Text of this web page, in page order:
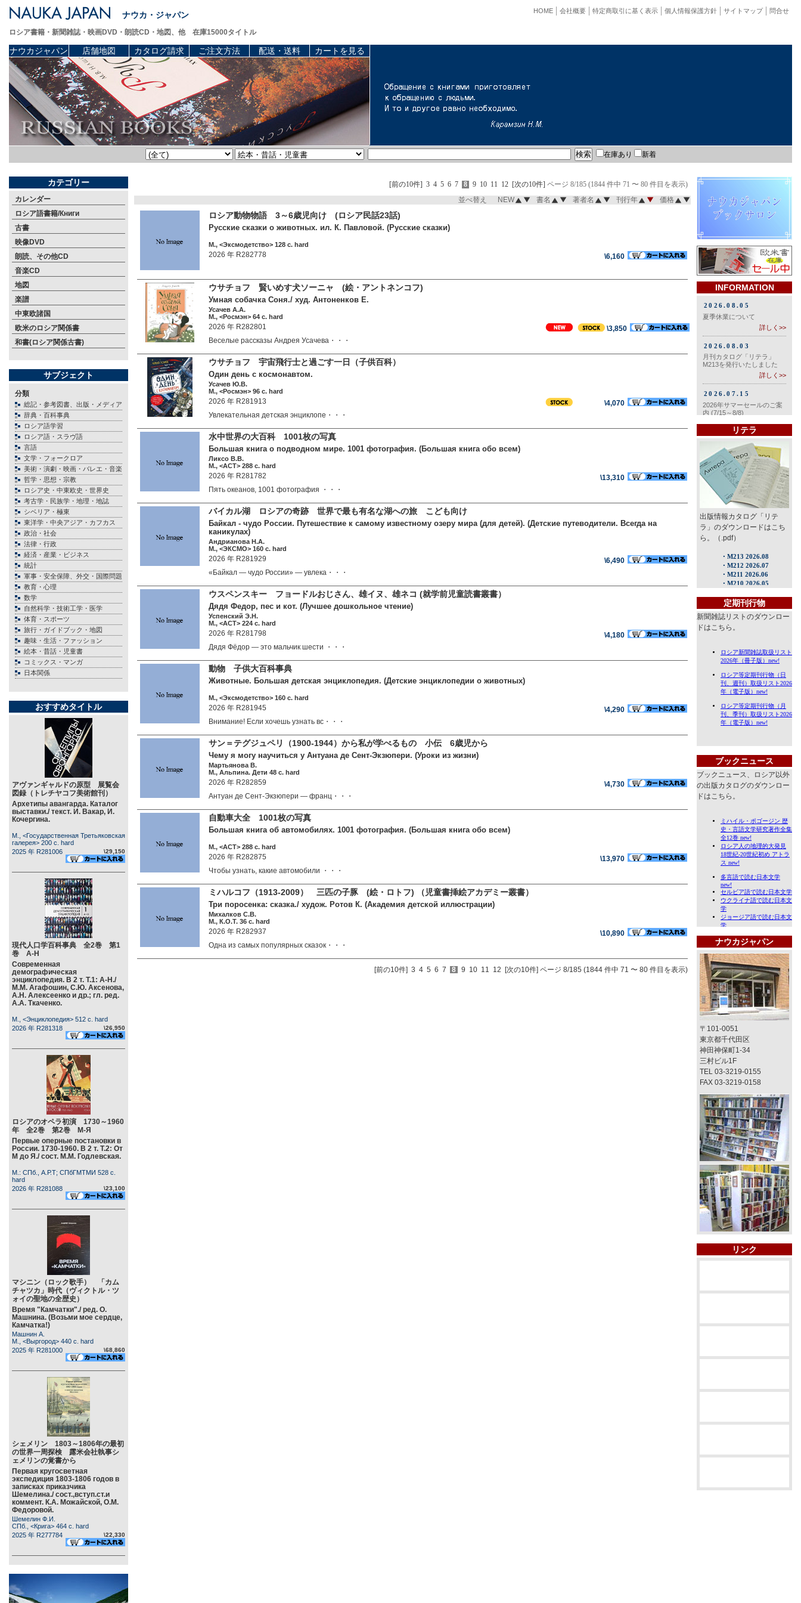
ナウカ・ジャパン 問合せ
サイトマップ
個人情報保護方針
特定商取引に基く表示
会社概要
HOME
ロシア書籍・新聞雑誌・映画DVD・朗読CD・地図、他 在庫15000タイトル
ナウカジャパン 店舗地図 カタログ請求 ご注文方法 配送・送料 カートを見る
在庫あり 新着
カテゴリー
カレンダー
ロシア語書籍/Книги
古書
映像DVD
朗読、その他CD
音楽CD
地図
楽譜
中東欧諸国
欧米のロシア関係書
和書(ロシア関係古書)
サブジェクト
分類
総記・参考図書、出版・メディア
辞典・百科事典
ロシア語学習
ロシア語・スラヴ語
言語
文学・フォークロア
美術・演劇・映画・バレエ・音楽
哲学・思想・宗教
ロシア史・中東欧史・世界史
考古学・民族学・地理・地誌
シベリア・極東
東洋学・中央アジア・カフカス
政治・社会
法律・行政
経済・産業・ビジネス
統計
軍事・安全保障、外交・国際問題
教育・心理
数学
自然科学・技術工学・医学
体育・スポーツ
旅行・ガイドブック・地図
趣味・生活・ファッション
絵本・昔話・児童書
コミックス・マンガ
日本関係
おすすめタイトル
アヴァンギャルドの原型 展覧会
図録（トレチヤコフ美術館刊）
Архетипы авангарда. Каталог
выставки./ текст. И. Вакар, И.
Кочергина.
М., <Государственная Третьяковская
галерея> 200 c. hard
2025 年 R281006
\29,150
現代人口学百科事典 全2巻 第1
巻 А-Н
Современная
демографическая
энциклопедия. В 2 т. Т.1: А-Н./
М.М. Агафошин, С.Ю. Аксенова,
А.Н. Алексеенко и др.; гл. ред.
А.А. Ткаченко.
М., <Энциклопедия> 512 c. hard
2026 年 R281318
\26,950
ロシアのオペラ初演 1730～1960
年 全2巻 第2巻 М-Я
Первые оперные постановки в
России. 1730-1960. В 2 т. Т.2: От
М до Я./ сост. М.М. Годлевская.
М.: СПб., А.Р.Т; СПбГМТМИ 528 c.
hard
2026 年 R281088
\23,100
マシニン（ロック歌手） 「カム
チャツカ」時代（ヴィクトル・ツ
ォイの聖地の全歴史）
Время "Камчатки"./ ред. О.
Машнина. (Возьми мое сердце,
Камчатка!)
Машнин А.
М., <Выргород> 440 c. hard
2025 年 R281000
\68,860
シェメリン 1803～1806年の最初
の世界一周探検 露米会社執事シ
ェメリンの覚書から
Первая кругосветная
экспедиция 1803-1806 годов в
записках приказчика
Шемелина./ сост.,вступ.ст.и
коммент. К.А. Можайской, О.М.
Федоровой.
Шемелин Ф.И.
СПб., <Крига> 464 c. hard
2025 年 R277784
\22,330
[前の10件] 3 4 5 6 7 8 9 10 11 12 [次の10件] ページ 8/185 (1844 件中 71 〜 80 件目を表示)
並べ替え NEW 書名 著者名 刊行年 価格
ロシア動物物語 3～6歳児向け (ロシア民話23話)
Русские сказки о животных. ил. К. Павловой. (Русские сказки)
М., <Эксмодетство> 128 c. hard
2026 年 R282778 \6,160
ウサチョフ 賢いめす犬ソーニャ (絵・アントネンコフ)
Умная собачка Соня./ худ. Антоненков Е.
Усачев А.А.
М., <Росмэн> 64 c. hard
2026 年 R282801
\3,850
Веселые рассказы Андрея Усачева・・・
ウサチョフ 宇宙飛行士と過ごす一日（子供百科）
Один день с космонавтом.
Усачев Ю.В.
М., <Росмэн> 96 c. hard
2026 年 R281913
\4,070
Увлекательная детская энциклопе・・・
水中世界の大百科 1001枚の写真
Большая книга о подводном мире. 1001 фотография. (Большая книга обо всем)
Ликсо В.В.
М., <АСТ> 288 c. hard
2026 年 R281782
\13,310
Пять океанов, 1001 фотография ・・・
バイカル湖 ロシアの奇跡 世界で最も有名な湖への旅 こども向け
Байкал - чудо России. Путешествие к самому известному озеру мира (для детей). (Детские путеводители. Всегда на
каникулах)
Андрианова Н.А.
М., <ЭКСМО> 160 c. hard
2026 年 R281929
\6,490
«Байкал — чудо России» — увлека・・・
ウスペンスキー フョードルおじさん、雄イヌ、雄ネコ (就学前児童読書叢書）
Дядя Федор, пес и кот. (Лучшее дошкольное чтение)
Успенский Э.Н.
М., <АСТ> 224 c. hard
2026 年 R281798
\4,180
Дядя Фёдор — это мальчик шести ・・・
動物 子供大百科事典
Животные. Большая детская энциклопедия. (Детские энциклопедии о животных)
М., <Эксмодетство> 160 c. hard
2026 年 R281945
\4,290
Внимание! Если хочешь узнать вс・・・
サン＝テグジュペリ（1900-1944）から私が学べるもの 小伝 6歳児から
Чему я могу научиться у Антуана де Сент-Экзюпери. (Уроки из жизни)
Мартьянова В.
М., Альпина. Дети 48 c. hard
2026 年 R282859
\4,730
Антуан де Сент-Экзюпери — франц・・・
自動車大全 1001枚の写真
Большая книга об автомобилях. 1001 фотография. (Большая книга обо всем)
М., <АСТ> 288 c. hard
2026 年 R282875
\13,970
Чтобы узнать, какие автомобили ・・・
ミハルコフ（1913-2009） 三匹の子豚 (絵・ロトフ) （児童書挿絵アカデミー叢書）
Три поросенка: сказка./ худож. Ротов К. (Академия детской иллюстрации)
Михалков С.В.
М., К.О.Т. 36 c. hard
2026 年 R282937
\10,890
Одна из самых популярных сказок・・・
[前の10件] 3 4 5 6 7 8 9 10 11 12 [次の10件] ページ 8/185 (1844 件中 71 〜 80 件目を表示)
INFORMATION
リテラ
出版情報カタログ「リテ
ラ」のダウンロードはこち
ら。（.pdf）
定期刊行物
新聞雑誌リストのダウンロー
ドはこちら。
ブックニュース
ブックニュース、ロシア以外
の出版カタログのダウンロー
ドはこちら。
ナウカジャパン
〒101-0051
東京都千代田区
神田神保町1-34
三村ビル1F
TEL 03-3219-0155
FAX 03-3219-0158
リンク